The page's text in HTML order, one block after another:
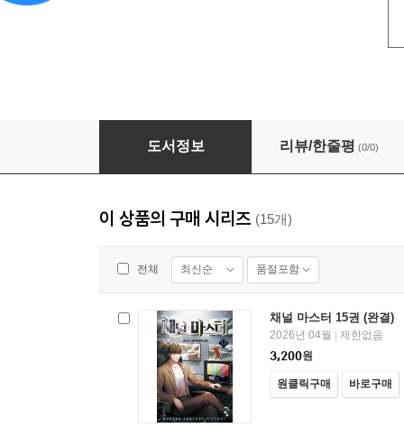
채널 마스터 08권
도서정보 리뷰/한줄평 (0/0)
이 상품의 구매 시리즈 (15개)
전체 최신순 품절포함
채널 마스터 15권 (완결)
2026년 04월
제한없음
3,200원
원클릭구매 바로구매